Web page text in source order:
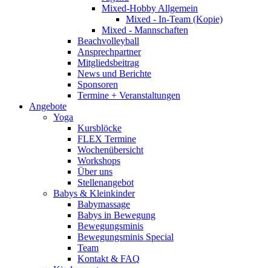
Mixed-Hobby Allgemein
Mixed - In-Team (Kopie)
Mixed - Mannschaften
Beachvolleyball
Ansprechpartner
Mitgliedsbeitrag
News und Berichte
Sponsoren
Termine + Veranstaltungen
Angebote
Yoga
Kursblöcke
FLEX Termine
Wochenübersicht
Workshops
Über uns
Stellenangebot
Babys & Kleinkinder
Babymassage
Babys in Bewegung
Bewegungsminis
Bewegungsminis Special
Team
Kontakt & FAQ